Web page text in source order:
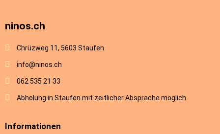
ninos.ch
Chrüzweg 11, 5603 Staufen
info@ninos.ch
062 535 21 33
Abholung in Staufen mit zeitlicher Absprache möglich
Informationen